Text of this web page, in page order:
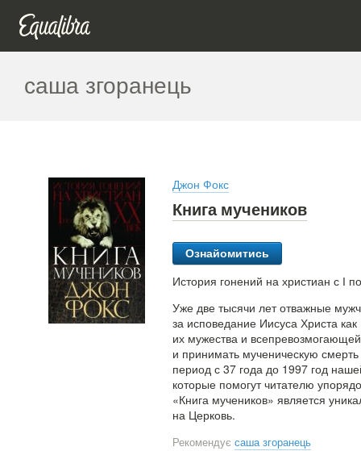
саша згоранець
Джон Фокс
Книга мучеников
Ознайомитись
История гонений на христиан с І
Уже две тысячи лет отважные
за исповедание Иисуса Христа
их мужества и
и принимать мученическую
период с 37 года до 1997 год
которые помогут читателю
«Книга мучеников» является
на Церковь.
Рекомендує саша згоранець